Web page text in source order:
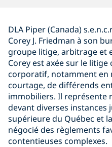
DLA Piper (Canada)
Corey J. Friedman à son
groupe litige, arbitrage et
Corey est axée sur le
corporatif, notamment en
courtage, de différends
immobiliers. Il représente
devant diverses instances
supérieure du Québec et
négocié des règlements
contentieuses complexes.